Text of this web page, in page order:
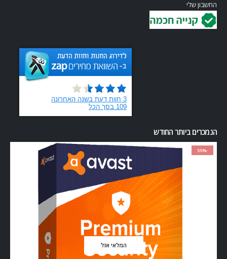
החשבון שלי
הנמכרים ביותר החודש
-55%
המלאי אזל